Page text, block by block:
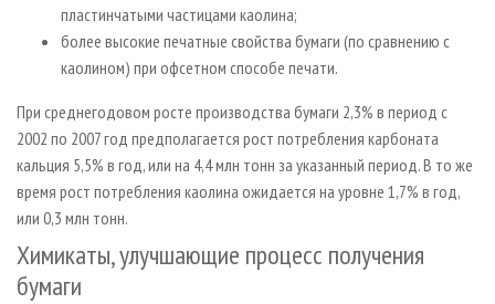
пластинчатыми частицами каолина;
более высокие печатные свойства бумаги (по сравнению с
каолином) при офсетном способе печати.
При среднегодовом росте производства бумаги 2,3% в период с
2002 по 2007 год предполагается рост потребления карбоната
кальция 5,5% в год, или на 4,4 млн тонн за указанный период. В то же
время рост потребления каолина ожидается на уровне 1,7% в год,
или 0,3 млн тонн.
Химикаты, улучшающие процесс получения
бумаги